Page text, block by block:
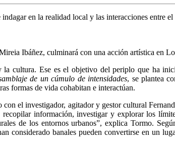
en la realidad local y las interacciones entre
Ibáñez, culminará con una acción artística en
cultura. Ese es el objetivo del periplo que ha
de un cúmulo de intensidades, se plantea
formas de vida cohabitan e interactúan.
el investigador, agitador y gestor cultural
información, investigar y explorar los
de los entornos urbanos”, explica Tormo.
considerado banales pueden convertirse en un